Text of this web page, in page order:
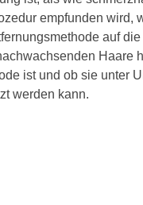
empfunden wird,
auf die
Haare
ist und ob sie unter
werden kann.